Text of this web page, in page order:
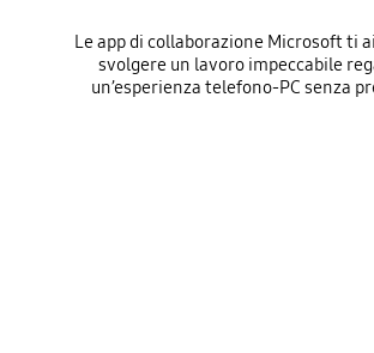
Le app di collaborazione Microsoft ti
svolgere un lavoro impeccabile
un’esperienza telefono-PC senza